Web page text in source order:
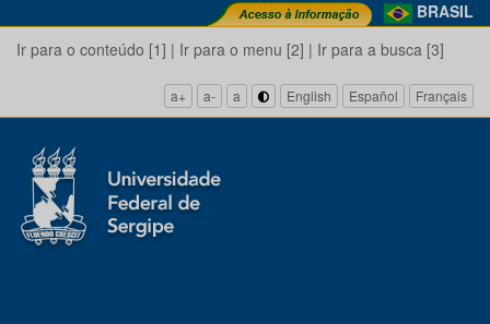
BRASIL
Ir para o conteúdo [1] | Ir para o menu [2] | Ir para a busca [3]
a+ a- a English Español Français